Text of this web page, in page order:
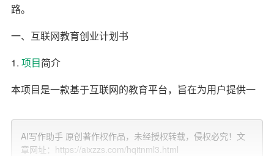
路。
一、互联网教育创业计划书
1. 项目简介
本项目是一款基于互联网的教育平台，旨在为用户提供一
采用大数据、人工智能等技术，为用户提供个性化、高效
的学习体验。
AI写作助手 原创著作权作品，未经授权转载，侵权必究！文
章网址：https://aixzzs.com/hqitnml3.html